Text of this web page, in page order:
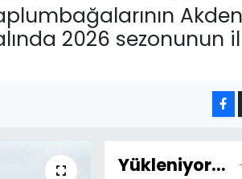
2026 sezonunun ilk
Yükleniyor...